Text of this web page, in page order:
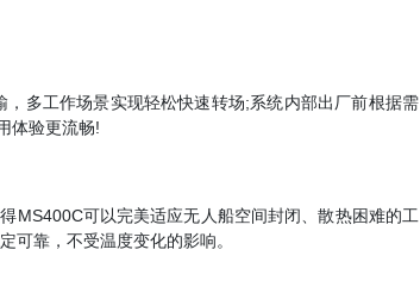
多工作场景实现轻松快速转场;系统内部出厂前根据需
体验更流畅!
MS400C可以完美适应无人船空间封闭、散热困难的工
可靠，不受温度变化的影响。